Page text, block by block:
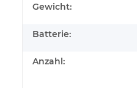
Gewicht:
Batterie:
Anzahl: